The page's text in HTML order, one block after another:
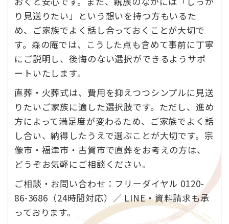
り見送りたい」という想いを持つ方もいるた
め、ご家族でよく話し合っておくことが大切で
す。森の庵では、こうした点も含めて事前に丁寧
にご説明し、後悔のない選択ができるようサポ
ートいたします。
直葬・火葬式は、費用を抑えつつシンプルに見送
りたいご家族に適した選択肢です。ただし、進め
方によって満足度が変わるため、ご家族でよく話
し合い、納得したうえで選ぶことが大切です。宗
像市・福津市・古賀市で直葬をお考えの方は、
どうぞお気軽にご相談ください。
ご相談・お問い合わせ：フリーダイヤル 0120-
86-3686（24時間対応）／ LINE・資料請求も承
っております。